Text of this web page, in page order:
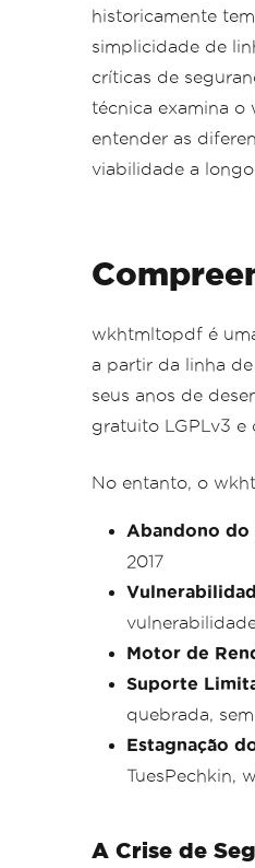
historicamente
simplicidade de
críticas de
técnica examina o
entender as
viabilidade a longo
wkhtmltopdf é
a partir da linha
seus anos de
gratuito LGPLv3 e
No entanto, o
Abandono do
2017
Motor de
Suporte
quebrada,
Estagnação
TuesPechkin,
A Crise de